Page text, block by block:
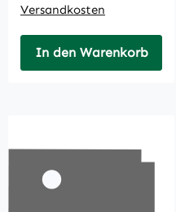
Versandkosten
In den Warenkorb